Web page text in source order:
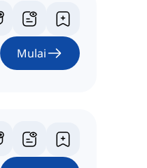
Mulai